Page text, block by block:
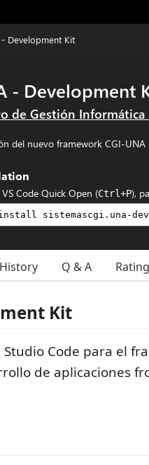
- Development Kit
- Development
de Gestión Informática
del nuevo framework CGI-
Code Quick Open (Ctrl+P),
Q & A
Kit
Code para el
de aplicaciones